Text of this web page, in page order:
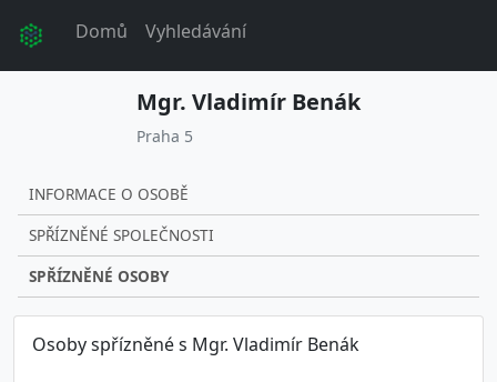
Domů Vyhledávání
Mgr. Vladimír Benák
Praha 5
INFORMACE O OSOBĚ
SPŘÍZNĚNÉ SPOLEČNOSTI
SPŘÍZNĚNÉ OSOBY
Osoby spřízněné s Mgr. Vladimír Benák